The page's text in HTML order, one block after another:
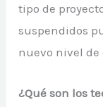
tipo de
suspendidos
nuevo nivel
¿Qué son los